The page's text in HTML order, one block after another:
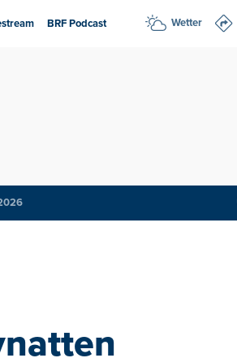
BRF Podcast Wetter